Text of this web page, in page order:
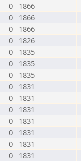
0
1866
0
1866
0
1866
0
1826
0
1835
0
1835
0
1835
0
1831
0
1831
0
1831
0
1831
0
1831
0
1831
0
1831